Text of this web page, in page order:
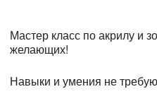
Мастер класс по акрилу и
желающих!
Навыки и умения не